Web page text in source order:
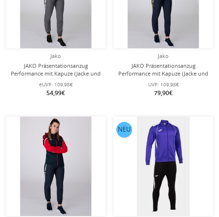
Jako
JAKO Präsentationsanzug
Performance mit Kapuze (Jacke und
Hose) hellgrau/dunkelgrau Damen
eUVP: 109,98€
54,99€
Jako
JAKO Präsentationsanzug
Performance mit Kapuze (Jacke und
Hose) marineblau/hellblau Damen
UVP: 109,98€
79,90€
NEU